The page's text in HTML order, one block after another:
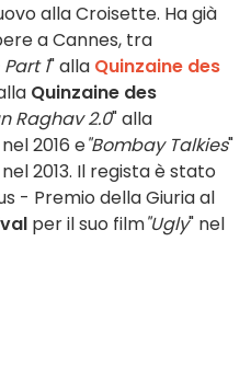
alla Croisette. Ha già
a Cannes, tra
1" alla Quinzaine des
Quinzaine des
Raghav 2.0" alla
nel 2016 e"Bombay Talkies"
2013. Il regista è stato
- Premio della Giuria al
per il suo film"Ugly" nel